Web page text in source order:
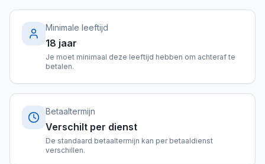
Minimale leeftijd
18 jaar
Je moet minimaal deze leeftijd hebben om achteraf te
betalen.
Betaaltermijn
Verschilt per dienst
De standaard betaaltermijn kan per betaaldienst
verschillen.